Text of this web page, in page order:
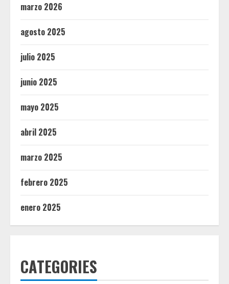
marzo 2026
agosto 2025
julio 2025
junio 2025
mayo 2025
abril 2025
marzo 2025
febrero 2025
enero 2025
CATEGORIES